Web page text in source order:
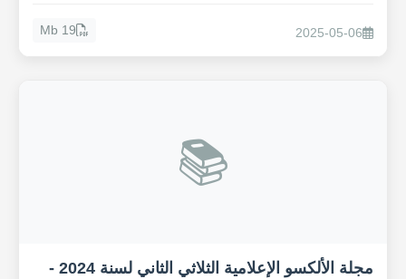
2025-05-06
19 Mb
📚
مجلة الألكسو الإعلامية الثلاثي الثاني لسنة 2024 -